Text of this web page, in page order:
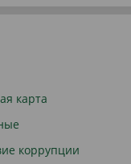
карта
коррупции